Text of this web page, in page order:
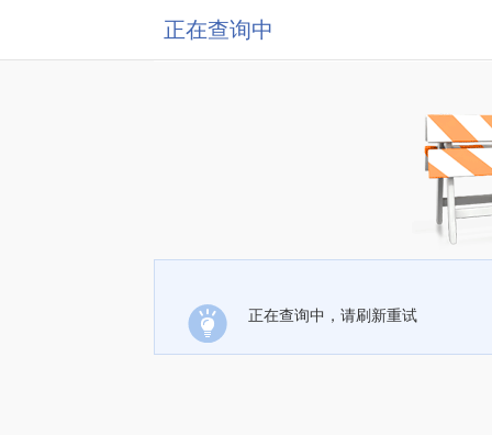
正在查询中
正在查询中，请刷新重试